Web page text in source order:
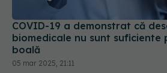
COVID-19 a demonstrat că
biomedicale nu sunt suficiente
boală
05 mar 2025, 21:11